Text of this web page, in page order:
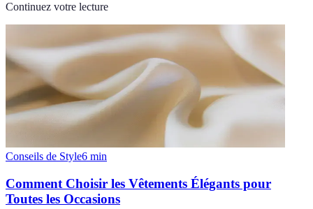
Continuez votre lecture
Conseils de Style6 min
Comment Choisir les Vêtements Élégants pour
Toutes les Occasions